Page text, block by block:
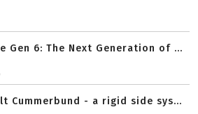
Gen 6: The Next Generation of ...
Cummerbund - a rigid side sys...